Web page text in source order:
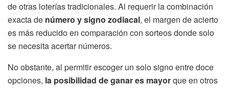
de otras loterías tradicionales. Al requerir la combinación
exacta de número y signo zodiacal, el margen de acierto
es más reducido en comparación con sorteos donde solo
se necesita acertar números.
No obstante, al permitir escoger un solo signo entre doce
opciones, la posibilidad de ganar es mayorque en otros